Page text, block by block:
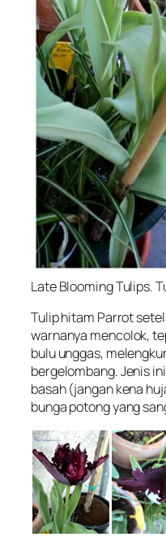
Late Blooming Tulips.
Tulip hitam Parrot
warnanya mencolok,
bulu unggas,
bergelombang. Jenis
basah (jangan kena
bunga potong yang